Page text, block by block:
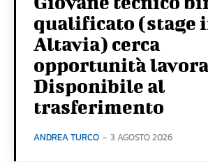
qualificato (stage
Altavia) cerca
opportunità
Disponibile al
trasferimento
ANDREA TURCO - 3 AGOSTO 2026